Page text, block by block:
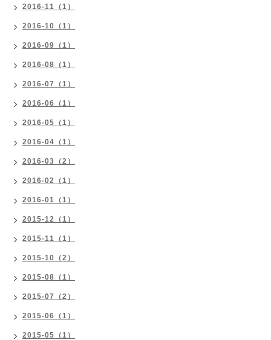
2016-11（1）
2016-10（1）
2016-09（1）
2016-08（1）
2016-07（1）
2016-06（1）
2016-05（1）
2016-04（1）
2016-03（2）
2016-02（1）
2016-01（1）
2015-12（1）
2015-11（1）
2015-10（2）
2015-08（1）
2015-07（2）
2015-06（1）
2015-05（1）